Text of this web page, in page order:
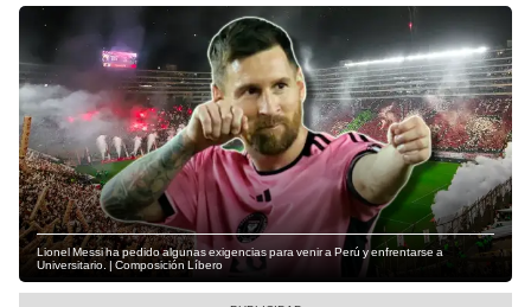
Lionel Messi ha pedido algunas exigencias para venir a Perú y enfrentarse a
Universitario. | Composición Líbero